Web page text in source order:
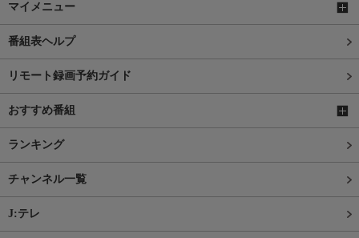
マイメニュー
番組表ヘルプ
リモート録画予約ガイド
おすすめ番組
ランキング
チャンネル一覧
J:テレ